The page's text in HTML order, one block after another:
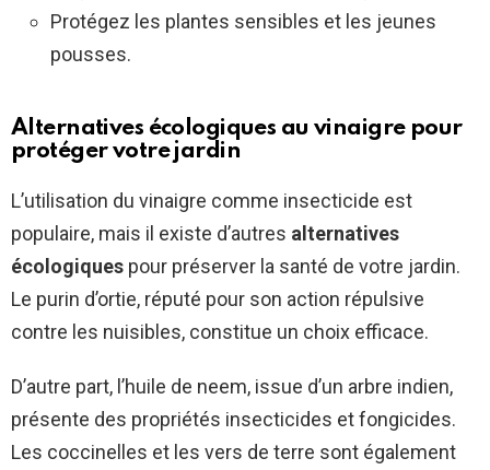
Protégez les plantes sensibles et les jeunes
pousses.
Alternatives écologiques au vinaigre pour
protéger votre jardin
L’utilisation du vinaigre comme insecticide est
populaire, mais il existe d’autres alternatives
écologiques pour préserver la santé de votre jardin.
Le purin d’ortie, réputé pour son action répulsive
contre les nuisibles, constitue un choix efficace.
D’autre part, l’huile de neem, issue d’un arbre indien,
présente des propriétés insecticides et fongicides.
Les coccinelles et les vers de terre sont également